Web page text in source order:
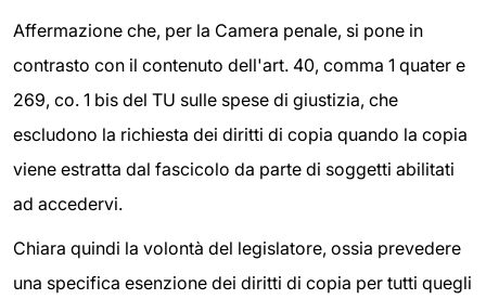
Affermazione che, per la Camera penale, si pone in
contrasto con il contenuto dell'art. 40, comma 1 quater e
269, co. 1 bis del TU sulle spese di giustizia, che
escludono la richiesta dei diritti di copia quando la copia
viene estratta dal fascicolo da parte di soggetti abilitati
ad accedervi.
Chiara quindi la volontà del legislatore, ossia prevedere
una specifica esenzione dei diritti di copia per tutti quegli